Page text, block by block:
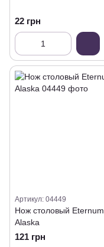
22 грн
Артикул: 04449
Нож столовый Eternum
Alaska
121 грн